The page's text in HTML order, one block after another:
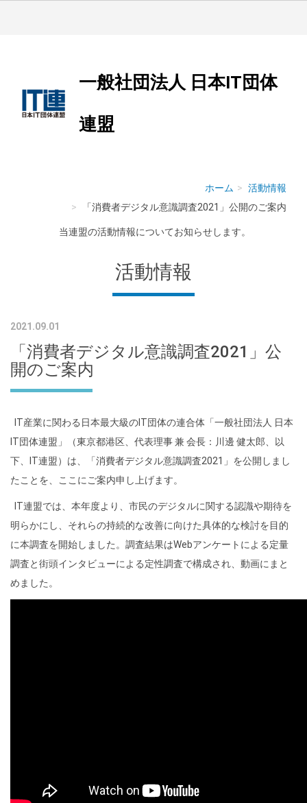
一般社団法人 日本IT団体
連盟
ホーム
活動情報
「消費者デジタル意識調査2021」公開のご案内
当連盟の活動情報についてお知らせします。
活動情報
2021.09.01
「消費者デジタル意識調査2021」公
開のご案内
IT産業に関わる日本最大級のIT団体の連合体「一般社団法人 日本
IT団体連盟」（東京都港区、代表理事 兼 会長：川邊 健太郎、以
下、IT連盟）は、「消費者デジタル意識調査2021」を公開しまし
たことを、ここにご案内申し上げます。
IT連盟では、本年度より、市民のデジタルに関する認識や期待を
明らかにし、それらの持続的な改善に向けた具体的な検討を目的
に本調査を開始しました。調査結果はWebアンケートによる定量
調査と街頭インタビューによる定性調査で構成され、動画にまと
めました。